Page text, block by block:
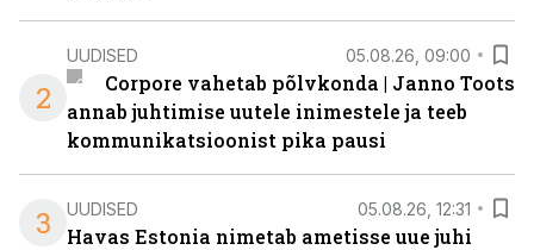
2
UUDISED 05.08.26, 09:00
Corpore vahetab põlvkonda | Janno Toots
annab juhtimise uutele inimestele ja teeb
kommunikatsioonist pika pausi
3 UUDISED 05.08.26, 12:31
Havas Estonia nimetab ametisse uue juhi